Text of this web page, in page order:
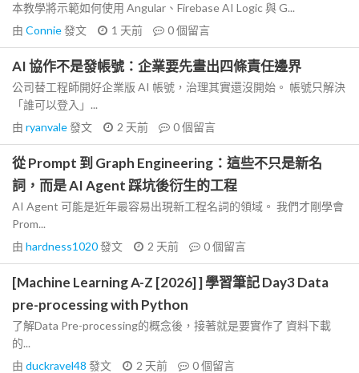
本教學將示範如何使用 Angular、Firebase AI Logic 與 G...
由 Connie發文 1 天前 0個留言
AI 協作不是發帳號：企業要先畫出四條責任邊界
公司替工程師開好企業版 AI 帳號，治理其實還沒開始。 帳號只解決
「誰可以登入」...
由 ryanvale發文 2 天前 0個留言
從 Prompt 到 Graph Engineering：這些不只是新名
詞，而是 AI Agent 踩坑後衍生的工程
AI Agent 可能是近年最容易出現新工程名詞的領域。 我們才剛學會
Prom...
由 hardness1020發文 2 天前 0個留言
[Machine Learning A-Z [2026] ] 學習筆記 Day3 Data
pre-processing with Python
了解Data Pre-processing的概念後，接著就是要實作了 資料下載
的...
由 duckravel48 發文 2 天前 0個留言